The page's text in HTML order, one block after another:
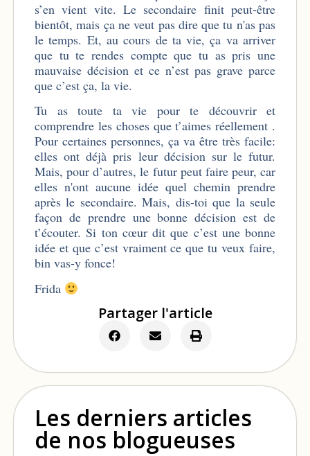
s’en vient vite. Le secondaire finit peut-être
bientôt, mais ça ne veut pas dire que tu n'as pas
le temps. Et, au cours de ta vie, ça va arriver
que tu te rendes compte que tu as pris une
mauvaise décision et ce n’est pas grave parce
que c’est ça, la vie.
Tu as toute ta vie pour te découvrir et
comprendre les choses que t’aimes réellement .
Pour certaines personnes, ça va être très facile:
elles ont déjà pris leur décision sur le futur.
Mais, pour d’autres, le futur peut faire peur, car
elles n'ont aucune idée quel chemin prendre
après le secondaire. Mais, dis-toi que la seule
façon de prendre une bonne décision est de
t’écouter. Si ton cœur dit que c’est une bonne
idée et que c’est vraiment ce que tu veux faire,
bin vas-y fonce!
Frida
Partager l'article
Les derniers articles
de nos blogueuses